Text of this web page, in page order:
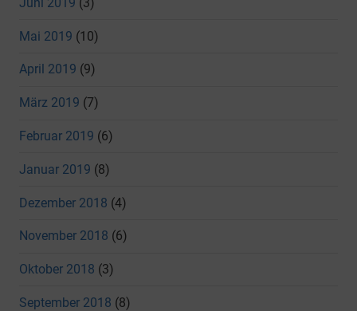
Mai 2019 (10)
April 2019 (9)
März 2019 (7)
Februar 2019 (6)
Januar 2019 (8)
Dezember 2018 (4)
November 2018 (6)
Oktober 2018 (3)
September 2018 (8)